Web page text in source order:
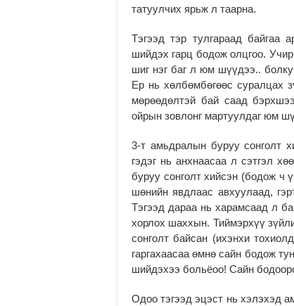
татуулчих ярьж л таарна.
Тэгээд тэр тулгараад байгаа
шийдэх гарц бодож олцгоо.
шиг нэг баг л юм шүүдээ..
Ер нь хөлбөмбөгөөс суралцах
мөрөөдөлтэй бай саад
ойрын зовлонг мартуулдаг юм
3-т амьдралын буруу сонголт
гэдэг нь анхнаасаа л сэтгэл
буруу сонголт хийсэн (бодож ч
шөнийн явдлаас авхуулаад,
Тэгээд дараа нь харамсаад л
хорлох шаххын. Тиймэрхүү
сонголт байсан (ихэнхи
гаргахаасаа өмнө сайн бодож
шийдэхээ больёоо! Сайн
Одоо тэгээд эцэст нь хэлэхэд